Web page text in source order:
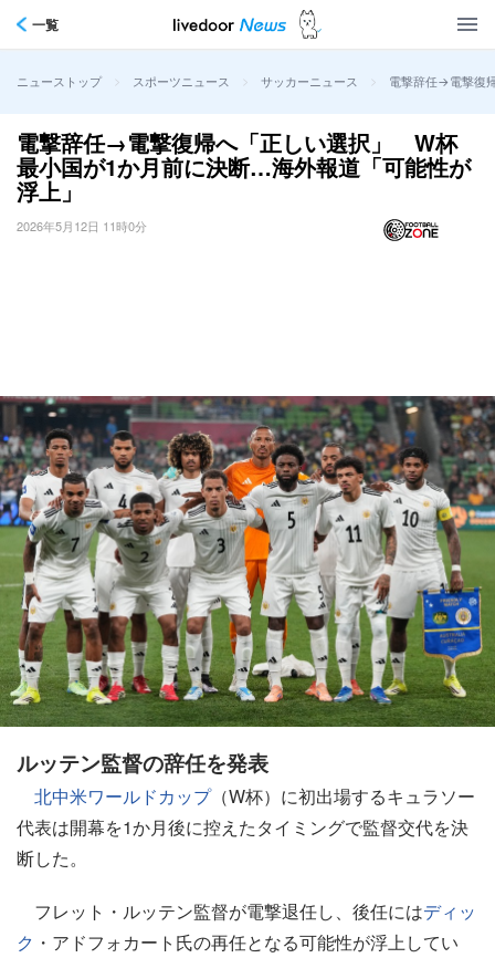
一覧
ニューストップ > スポーツニュース > サッカーニュース > 電撃辞任→電撃復
電撃辞任→電撃復帰へ「正しい選択」 W杯
最小国が1か月前に決断…海外報道「可能性が
浮上」
2026年5月12日 11時0分
ルッテン監督の辞任を発表
北中米ワールドカップ（W杯）に初出場するキュラソー
代表は開幕を1か月後に控えたタイミングで監督交代を決
断した。
フレット・ルッテン監督が電撃退任し、後任にはディッ
ク ・アドフォカート氏の再任となる可能性が浮上してい